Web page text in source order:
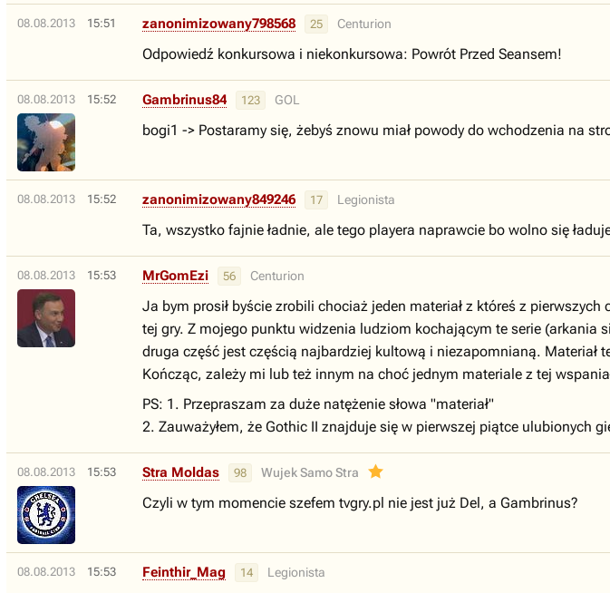
08.08.2013 15:51 zanonimizowany798568 25 Centurion
Odpowiedź konkursowa i niekonkursowa: Powrót Przed Seansem!
08.08.2013 15:52 Gambrinus84 123 GOL
bogi1 -> Postaramy się, żebyś znowu miał powody do wchodzenia na
08.08.2013 15:52 zanonimizowany849246 17 Legionista
Ta, wszystko fajnie ładnie, ale tego playera naprawcie bo wolno się
08.08.2013 15:53 MrGomEzi 56 Centurion
Ja bym prosił byście zrobili chociaż jeden materiał z któreś z
tej gry. Z mojego punktu widzenia ludziom kochającym te serie (arkania
druga część jest częścią najbardziej kultową i niezapomnianą. Materiał
Kończąc, zależy mi lub też innym na choć jednym materiale z tej
PS: 1. Przepraszam za duże natężenie słowa "materiał"
2. Zauważyłem, że Gothic II znajduje się w pierwszej piątce ulubionych
08.08.2013 15:53 Stra Moldas 98 Wujek Samo Stra
Czyli w tym momencie szefem tvgry.pl nie jest już Del, a Gambrinus?
08.08.2013 15:53 Feinthir_Mag 14 Legionista